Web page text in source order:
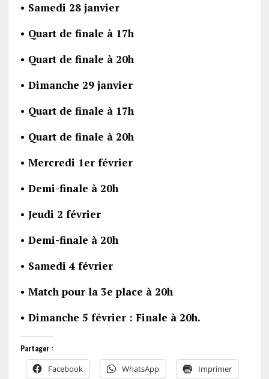
• Samedi 28 janvier
• Quart de finale à 17h
• Quart de finale à 20h
• Dimanche 29 janvier
• Quart de finale à 17h
• Quart de finale à 20h
• Mercredi 1er février
• Demi-finale à 20h
• Jeudi 2 février
• Demi-finale à 20h
• Samedi 4 février
• Match pour la 3e place à 20h
• Dimanche 5 février : Finale à 20h.
Partager :
Facebook WhatsApp Imprimer